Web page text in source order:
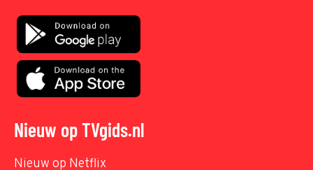
Nieuw op TVgids.nl
Nieuw op Netflix